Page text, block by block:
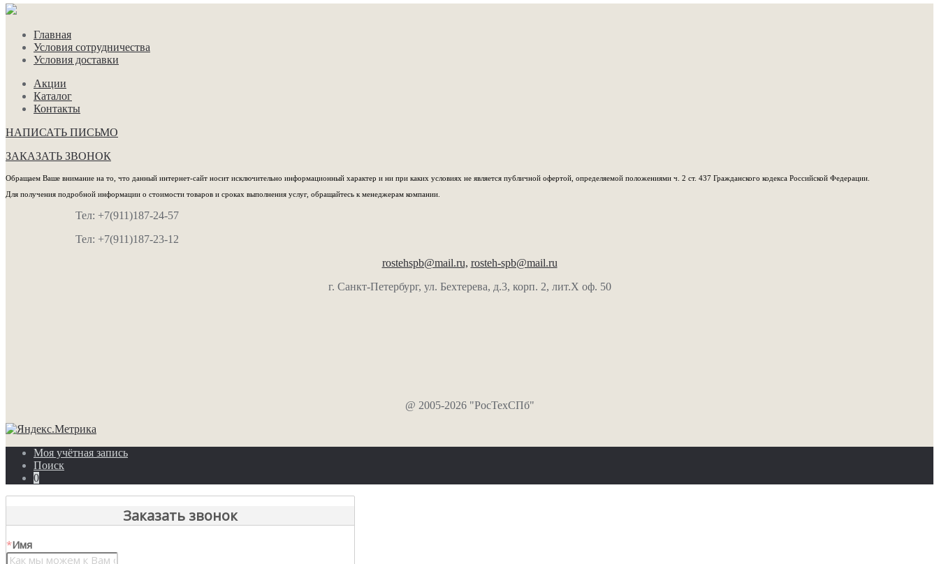
Главная
Условия сотрудничества
Условия доставки
Акции
Каталог
Контакты
НАПИСАТЬ ПИСЬМО
ЗАКАЗАТЬ ЗВОНОК
Обращаем Ваше внимание на то, что данный интернет-сайт носит исключительно информационный характер и ни при каких условиях не является публичной офертой, определяемой положениями ч. 2 ст. 437 Гражданского кодекса Российской Федерации.
Для получения подробной информации о стоимости товаров и сроках выполнения услуг, обращайтесь к менеджерам компании.
Тел: +7(911)187-24-57
Тел: +7(911)187-23-12
rostehspb@mail.ru, rosteh-spb@mail.ru
г. Санкт-Петербург, ул. Бехтерева, д.3, корп. 2, лит.Х оф. 50
@ 2005-2026 "РосТехСПб"
Моя учётная запись
Поиск
0
Заказать звонок
*Имя